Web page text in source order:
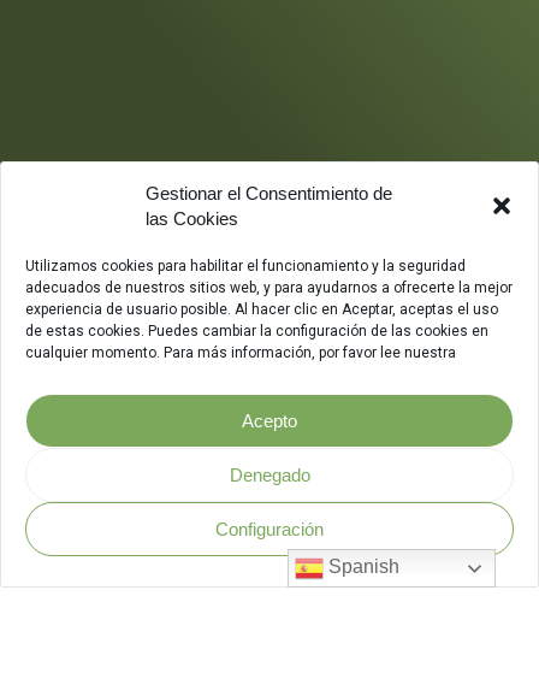
Gestionar el Consentimiento de
las Cookies
Utilizamos cookies para habilitar el funcionamiento y la seguridad
adecuados de nuestros sitios web, y para ayudarnos a ofrecerte la mejor
experiencia de usuario posible. Al hacer clic en Aceptar, aceptas el uso
de estas cookies. Puedes cambiar la configuración de las cookies en
cualquier momento. Para más información, por favor lee nuestra
Acepto
Denegado
Configuración
Política de Seguridad
Spanish